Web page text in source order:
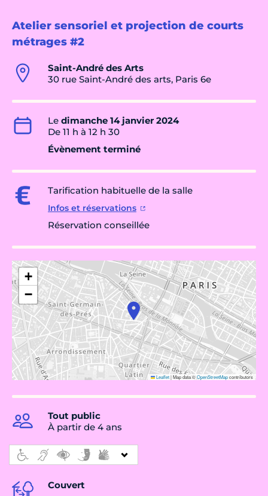
Atelier sensoriel et projection de courts
métrages #2
Saint-André des Arts
30 rue Saint-André des arts, Paris 6e
Le dimanche 14 janvier 2024
De 11 h à 12 h 30
Évènement terminé
Tarification habituelle de la salle
Infos et réservations
Réservation conseillée
+
−
Leaflet|Map data ©OpenStreetMapcontributors
Tout public
À partir de 4 ans
Couvert